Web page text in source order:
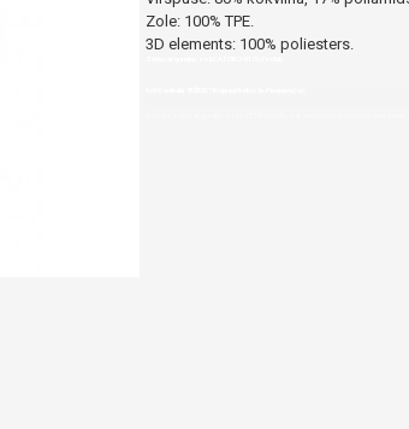
Zole: 100% TPE.
3D elements: 100% poliesters.
Nopirkt Zeķes ar gumijas zoli CAT OBO-0175--par zemu cenu,ātri,ērti,bez